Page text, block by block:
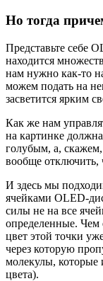
Но тогда
Представьте себе
находится
нам нужно как-то
можем подать на
засветится ярким
Как же нам
на картинке
голубым, а,
вообще отключить,
И здесь мы
ячейками OLED-
силы не на все
определенные. Чем
цвет этой точки
через которую
молекулы, которые
цвета).